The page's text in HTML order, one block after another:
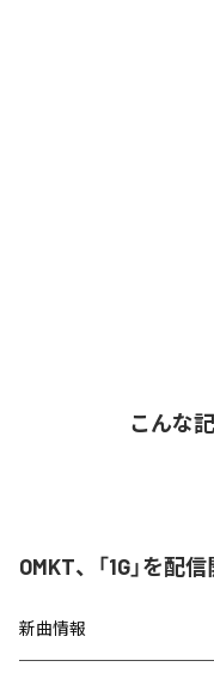
こんな
OMKT、「1G」を配
新曲情報